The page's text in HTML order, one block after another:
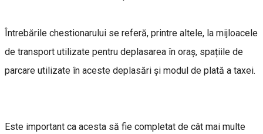
Întrebările chestionarului se referă, printre altele, la mijloacele
de transport utilizate pentru deplasarea în oraș, spațiile de
parcare utilizate în aceste deplasări și modul de plată a taxei.
Este important ca acesta să fie completat de cât mai multe